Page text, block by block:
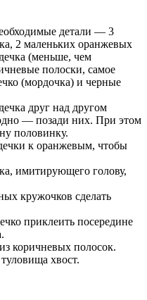
детали — 3
2 маленьких оранжевых
(меньше, чем
полоски, самое
(мордочка) и черные
друг над другом
— позади них. При этом
половинку.
к оранжевым, чтобы
имитирующего голову,
кружочков сделать
приклеить посередине
коричневых полосок.
хвост.